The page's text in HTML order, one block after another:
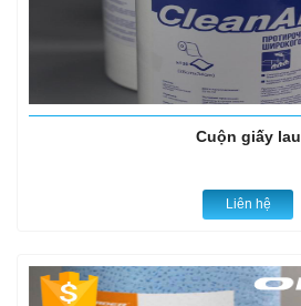
Cuộn giấy lau
Liên hệ